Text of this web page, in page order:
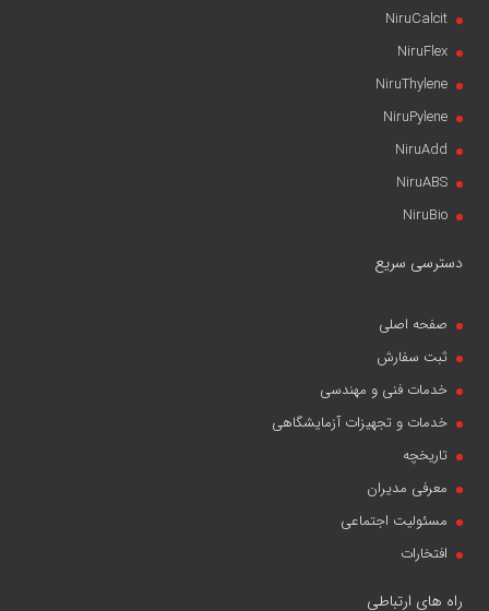
NiruCalcit
NiruFlex
NiruThylene
NiruPylene
NiruAdd
NiruABS
NiruBio
دسترسی سریع
صفحه اصلی
ثبت سفارش
خدمات فنی و مهندسی
خدمات و تجهیزات آزمایشگاهی
تاریخچه
معرفی مدیران
مسئولیت اجتماعی
افتخارات
راه های ارتباطی